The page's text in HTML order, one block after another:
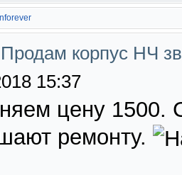
корпус НЧ
15:37
цену 1500.
ремонту.